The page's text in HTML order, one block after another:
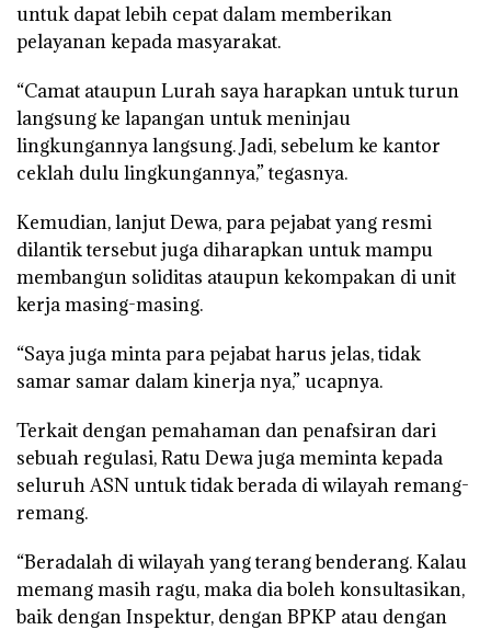
untuk dapat lebih cepat dalam memberikan
pelayanan kepada masyarakat.
“Camat ataupun Lurah saya harapkan untuk turun
langsung ke lapangan untuk meninjau
lingkungannya langsung. Jadi, sebelum ke kantor
ceklah dulu lingkungannya,” tegasnya.
Kemudian, lanjut Dewa, para pejabat yang resmi
dilantik tersebut juga diharapkan untuk mampu
membangun soliditas ataupun kekompakan di unit
kerja masing-masing.
“Saya juga minta para pejabat harus jelas, tidak
samar samar dalam kinerja nya,” ucapnya.
Terkait dengan pemahaman dan penafsiran dari
sebuah regulasi, Ratu Dewa juga meminta kepada
seluruh ASN untuk tidak berada di wilayah remang-
remang.
“Beradalah di wilayah yang terang benderang. Kalau
memang masih ragu, maka dia boleh konsultasikan,
baik dengan Inspektur, dengan BPKP atau dengan